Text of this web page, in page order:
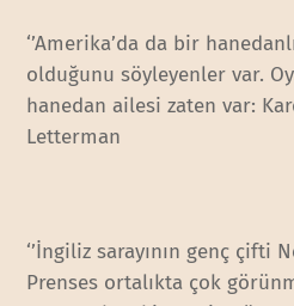
‘’Amerika’da da bir
olduğunu söyleyenler var.
hanedan ailesi zaten var:
Letterman
‘’İngiliz sarayının genç çifti
Prenses ortalıkta çok